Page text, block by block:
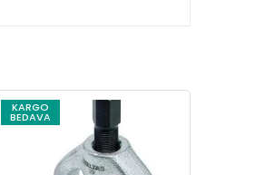
KARGO
BEDAVA